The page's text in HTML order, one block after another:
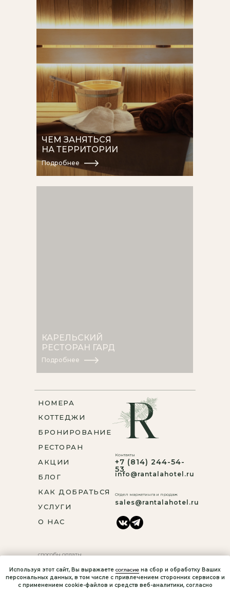
КАРЕЛЬСКИЙ
РЕСТОРАН ГАРД
Подробнее
ЧЕМ ЗАНЯТЬСЯ
НА ТЕРРИТОРИИ
Подробнее
НОМЕРА
© Rantala, 2023
cпособы оплаты
БРОНИРОВАНИЕ
РЕСТОРАН
АКЦИИ
УСЛУГИ
О НАС
+7 (814) 244-54-
53
Контакты
КАК ДОБРАТЬСЯ
info@rantalahotel.ru
БЛОГ
КОТТЕДЖИ
Отдел маркетинга и продаж
sales@rantalahotel.ru
Используя этот сайт, Вы выражаете согласие на сбор и обработку Ваших
персональных данных, в том числе с привлечением сторонних сервисов и
с применением cookie-файлов и средств веб-аналитики, согласно